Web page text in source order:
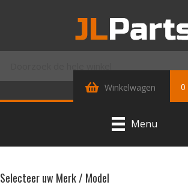
Winkelwagen 0
Menu
Selecteer uw Merk / Model